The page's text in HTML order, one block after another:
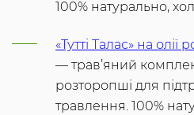
100% натурально,
«Тутті Талас» на
— трав’яний
розторопші для
травлення. 100%